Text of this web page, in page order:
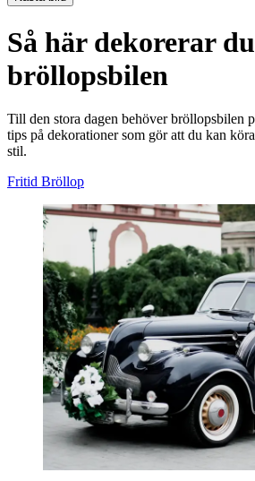
Så här dekorerar du
bröllopsbilen
Till den stora dagen behöver bröllopsbilen
tips på dekorationer som gör att du kan
stil.
Fritid Bröllop